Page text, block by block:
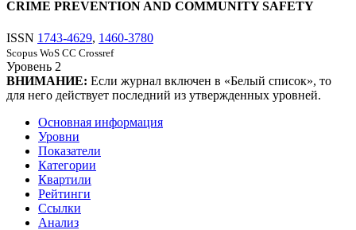
CRIME PREVENTION AND COMMUNITY SAFETY
ISSN 1743-4629, 1460-3780
Scopus WoS CC Crossref
Уровень 2
ВНИМАНИЕ: Если журнал включен в «Белый список», то
для него действует последний из утвержденных уровней.
Основная информация
Уровни
Показатели
Категории
Квартили
Рейтинги
Ссылки
Анализ